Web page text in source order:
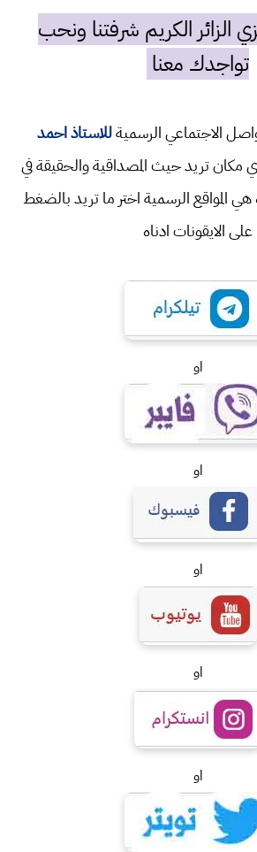
الكريم شرفتنا ونحب
تواجدك معنا
الاجتماعي الرسميةللاستاذ احمد
مكان تريد حيث المصداقية والحقيقة في
هي المواقع الرسمية اختر ما تريد بالضغط
على الايقونات ادناه
او
او
او
او
او